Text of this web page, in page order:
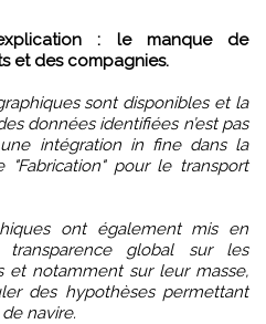
: le manque de
et des compagnies.
sont disponibles et la
données identifiées n’est pas
intégration in fine dans la
"Fabrication" pour le transport
ont également mis en
global sur les
et notamment sur leur masse,
des hypothèses permettant
navire.